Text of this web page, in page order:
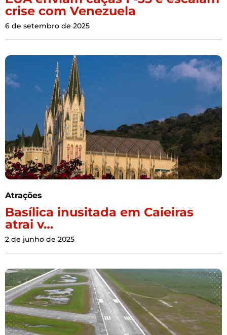
crise com Venezuela
6 de setembro de 2025
Atrações
Basílica inusitada em Caieiras
atrai v…
2 de junho de 2025